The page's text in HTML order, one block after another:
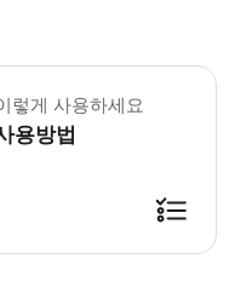
렇게 사용하세요
용방법